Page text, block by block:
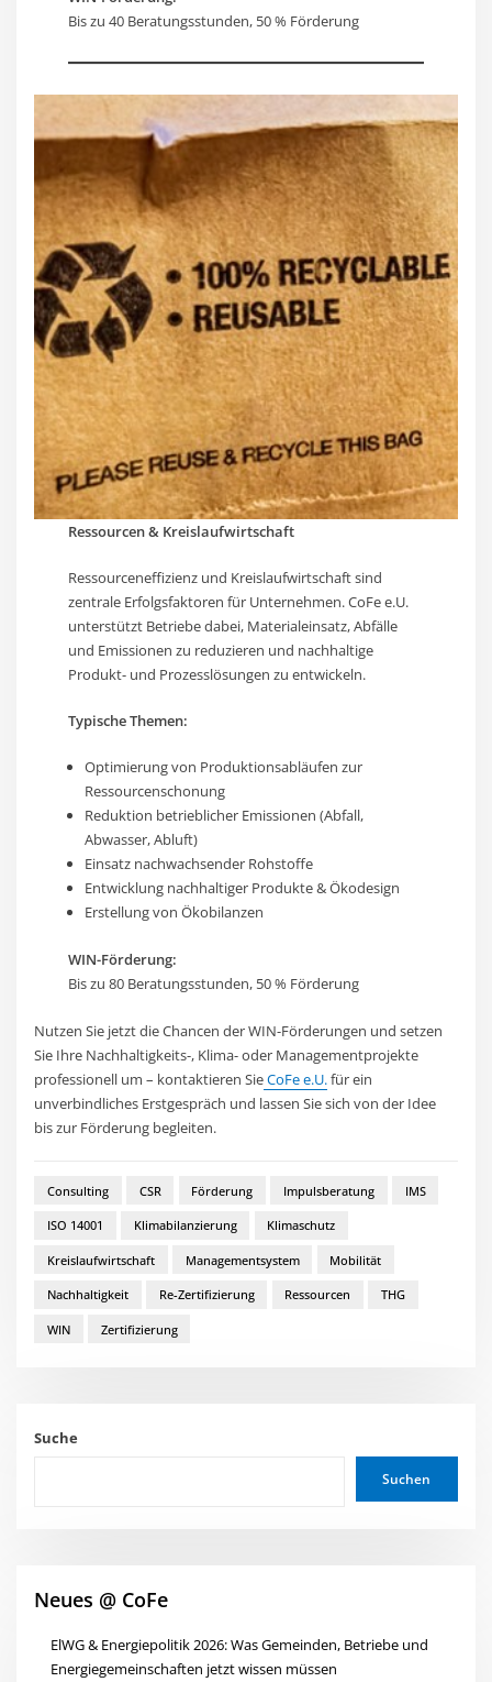
Bis zu 40 Beratungsstunden, 50 % Förderung
Ressourcen & Kreislaufwirtschaft
Ressourceneffizienz und Kreislaufwirtschaft sind
zentrale Erfolgsfaktoren für Unternehmen. CoFe e.U.
unterstützt Betriebe dabei, Materialeinsatz, Abfälle
und Emissionen zu reduzieren und nachhaltige
Produkt- und Prozesslösungen zu entwickeln.
Typische Themen:
Optimierung von Produktionsabläufen zur
Ressourcenschonung
Reduktion betrieblicher Emissionen (Abfall,
Abwasser, Abluft)
Einsatz nachwachsender Rohstoffe
Entwicklung nachhaltiger Produkte & Ökodesign
Erstellung von Ökobilanzen
WIN-Förderung:
Bis zu 80 Beratungsstunden, 50 % Förderung
Nutzen Sie jetzt die Chancen der WIN-Förderungen und setzen
Sie Ihre Nachhaltigkeits-, Klima- oder Managementprojekte
professionell um – kontaktieren SieCoFe e.U.für ein
unverbindliches Erstgespräch und lassen Sie sich von der Idee
bis zur Förderung begleiten.
Consulting CSR Förderung Impulsberatung IMS
ISO 14001 Klimabilanzierung Klimaschutz
Kreislaufwirtschaft Managementsystem Mobilität
Nachhaltigkeit Re-Zertifizierung Ressourcen THG
WIN Zertifizierung
Suche
Suchen
Neues @ CoFe
ElWG & Energiepolitik 2026: Was Gemeinden, Betriebe und
Energiegemeinschaften jetzt wissen müssen